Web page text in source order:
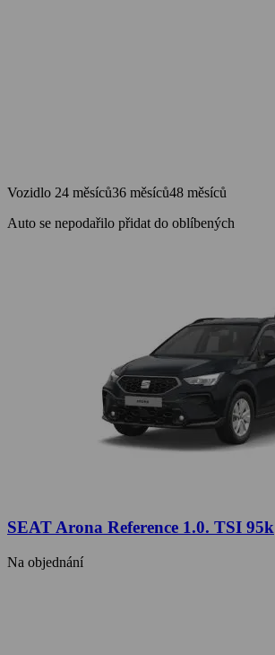
Vozidlo 24 měsíců36 měsíců48 měsíců
Auto se nepodařilo přidat do oblíbených
SEAT Arona Reference 1.0. TSI 95k
Na objednání